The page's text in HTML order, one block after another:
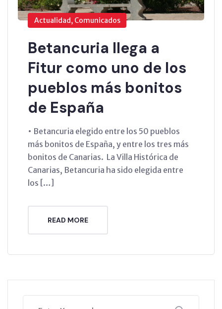
Actualidad, Comunicados
Betancuria llega a
Fitur como uno de los
pueblos más bonitos
de España
• Betancuria elegido entre los 50 pueblos
más bonitos de España, y entre los tres más
bonitos de Canarias. La Villa Histórica de
Canarias, Betancuria ha sido elegida entre
los […]
READ MORE